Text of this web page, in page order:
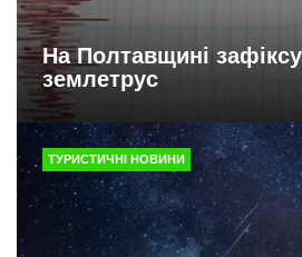
На Полтавщині
землетрус
ТУРИСТИЧНІ НОВИНИ